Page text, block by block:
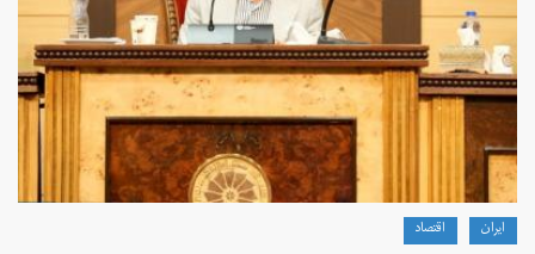
ايران اقتصاد